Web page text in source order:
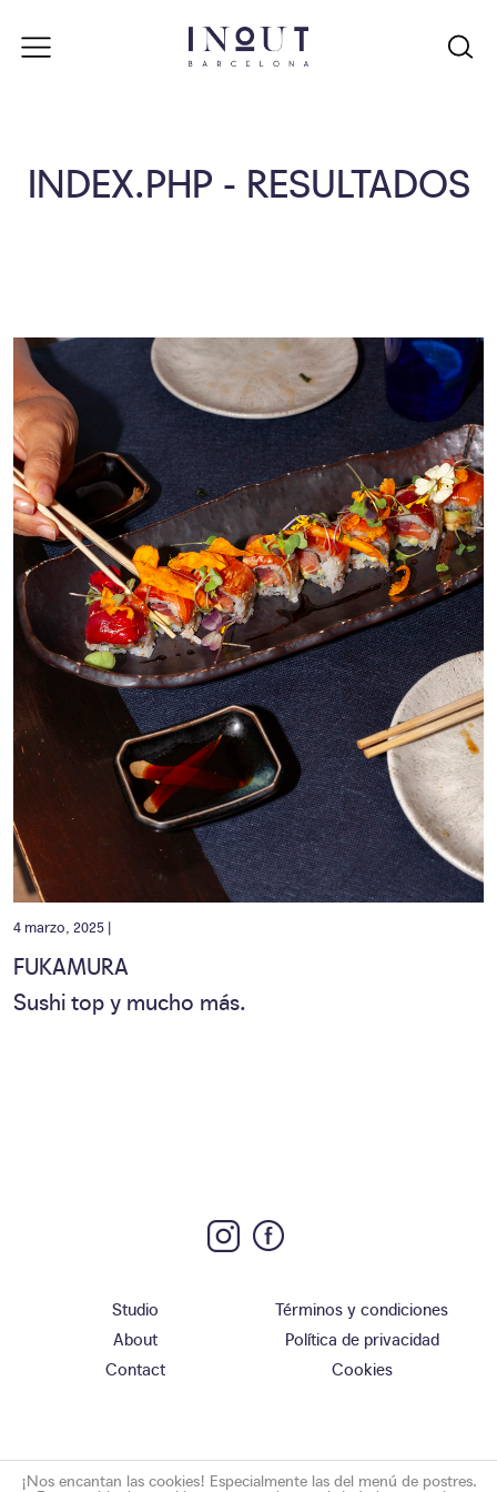
INDEX.PHP - RESULTADOS
4 marzo, 2025 |
FUKAMURA
Sushi top y mucho más.
Studio
About
Contact
Términos y condiciones
Política de privacidad
Cookies
¡Nos encantan las cookies! Especialmente las del menú de postres.